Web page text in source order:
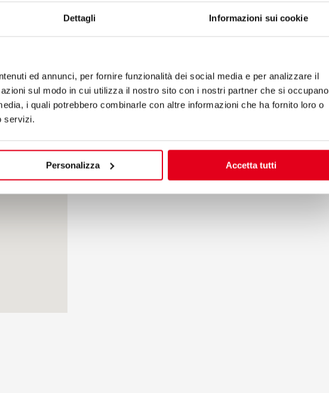
Dettagli Informazioni sui cookie
ed annunci, per fornire funzionalità dei social media e per analizzare il
sul modo in cui utilizza il nostro sito con i nostri partner che si occupano
i quali potrebbero combinarle con altre informazioni che ha fornito loro o
servizi.
Personalizza Accetta tutti